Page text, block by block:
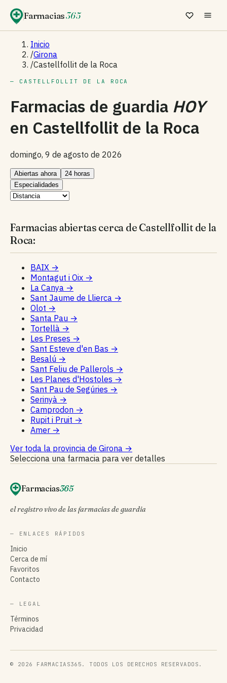
Farmacias365
Inicio
/Girona
/Castellfollit de la Roca
— CASTELLFOLLIT DE LA ROCA
Farmacias de guardia HOY
en Castellfollit de la Roca
domingo, 9 de agosto de 2026
Abiertas ahora
24 horas
Especialidades
Farmacias abiertas cerca de Castellfollit de la
Roca:
BAIX →
Montagut i Oix →
La Canya →
Sant Jaume de Llierca →
Olot →
Santa Pau →
Tortellà →
Les Preses →
Sant Esteve d'en Bas →
Besalú →
Sant Feliu de Pallerols →
Les Planes d'Hostoles →
Sant Pau de Segúries →
Serinyà →
Camprodon →
Rupit i Pruit →
Amer →
Ver toda la provincia de Girona →
Selecciona una farmacia para ver detalles
Farmacias365
el registro vivo de las farmacias de guardia
— ENLACES RÁPIDOS
Inicio
Cerca de mí
Favoritos
Contacto
— LEGAL
Términos
Privacidad
© 2026 FARMACIAS365. TODOS LOS DERECHOS RESERVADOS.